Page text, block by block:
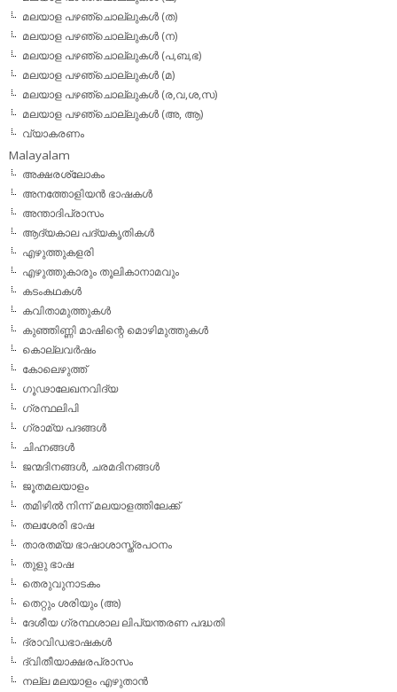
മലയാള പഴഞ്ചൊല്ലുകള്‍ (ത)
മലയാള പഴഞ്ചൊല്ലുകള്‍ (ന)
മലയാള പഴഞ്ചൊല്ലുകള്‍ (പ,ബ,ഭ)
മലയാള പഴഞ്ചൊല്ലുകള്‍ (മ)
മലയാള പഴഞ്ചൊല്ലുകള്‍ (ര,വ,ശ,സ)
മലയാള പഴഞ്ചൊല്ലുകൾ (അ, ആ)
വ്യാകരണം
Malayalam
അക്ഷരശ്ലോകം
അനത്തോളിയന്‍ ഭാഷകള്‍
അന്താദിപ്രാസം
ആദ്യകാല പദ്യകൃതികള്‍
എഴുത്തുകളരി
എഴുത്തുകാരും തൂലികാനാമവും
കടംകഥകള്‍
കവിതാമുത്തുകള്‍
കുഞ്ഞിണ്ണി മാഷിന്റെ മൊഴിമുത്തുകള്‍
കൊല്ലവര്‍ഷം
കോലെഴുത്ത്
ഗൂഢാലേഖനവിദ്യ
ഗ്രന്ഥലിപി
ഗ്രാമ്യ പദങ്ങള്‍
ചിഹ്നങ്ങള്‍
ജന്മദിനങ്ങള്‍, ചരമദിനങ്ങള്‍
ജൂതമലയാളം
തമിഴില്‍ നിന്ന് മലയാളത്തിലേക്ക്
തലശേരി ഭാഷ
താരതമ്യ ഭാഷാശാസ്ത്രപഠനം
തുളു ഭാഷ
തെരുവുനാടകം
തെറ്റും ശരിയും (അ)
ദേശീയ ഗ്രന്ഥശാല ലിപ്യന്തരണ പദ്ധതി
ദ്രാവിഡഭാഷകള്‍
ദ്വിതീയാക്ഷരപ്രാസം
നല്ല മലയാളം എഴുതാന്‍